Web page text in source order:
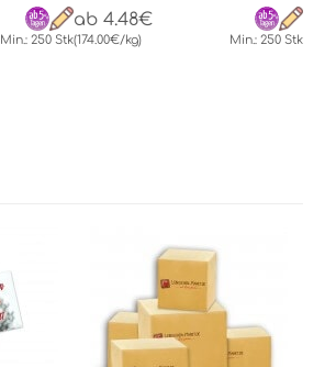
Min.: 250 Stk
ab 4.48€
(174.00€/kg) Min.: 250 Stk